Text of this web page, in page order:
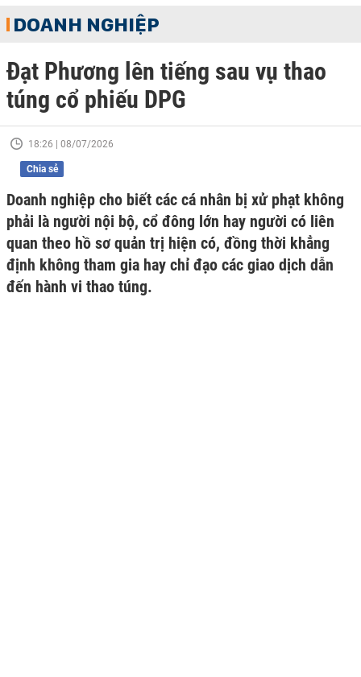
DOANH NGHIỆP
Đạt Phương lên tiếng sau vụ thao
túng cổ phiếu DPG
18:26 | 08/07/2026
Chia sẻ
Doanh nghiệp cho biết các cá nhân bị xử phạt không
phải là người nội bộ, cổ đông lớn hay người có liên
quan theo hồ sơ quản trị hiện có, đồng thời khẳng
định không tham gia hay chỉ đạo các giao dịch dẫn
đến hành vi thao túng.